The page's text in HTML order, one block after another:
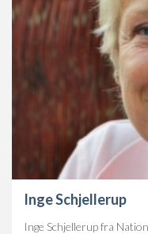
Inge Schjellerup
Inge Schjellerup fra